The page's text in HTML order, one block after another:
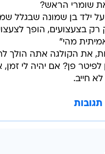
את שומרי הראש?
ילד בן שמונה שבגלל
רק בצעצועים, הופך
מהי"
את הקולגה אתה הולך
פן? אם יהיה לי זמן,
חייב.